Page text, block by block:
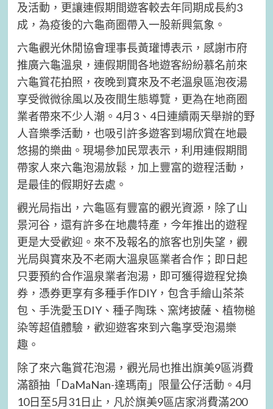
及活動，更讓連假期間遊客較去年同期成長約3
成，為疫後的六龜商圈帶入一股新興氣象。
六龜觀光休閒協會理事長黃瓘博表示，感謝市府
推廣六龜溫泉，連假期間各地遊客紛紛慕名前來
六龜賞花拍照，夜晚到寶來及不老溫泉區泡夜湯
享受微微徐風以及夜間生態導覽，更為在地商圈
業者帶來不少人潮。4月3、4日連續兩天舉辦的野
人音樂季活動，也吸引許多遊客到場欣賞在地最
悠揚的樂曲。現場參加民眾表示，利用連假期間
帶家人來六龜泡湯放鬆，加上豐富的遊程活動，
是最佳的假期好去處。
觀光局指出，六龜區有豐富的觀光資源，除了山
景河谷，還有許多在地農特產，今年推出的遊程
更是大受歡迎。來不及報名的旅客也別失望，觀
光局與寶來及不老兩大溫泉區業者合作；即日起
只要預約合作溫泉業者泡湯，即可獲得遊程兌換
券，憑券更享有多種手作DIY，包含手繪山茶茶
包、手洗愛玉DIY、種子陶珠、窯烤披薩、植物槌
染等超值體驗，歡迎遊客來到六龜享受泡湯樂
趣。
除了來六龜賞花泡湯，觀光局也推出旗美9區消費
滿額抽「DaMaNan-達瑪南」限量公仔活動。4月
10日至5月31日止，凡於旗美9區店家消費滿200